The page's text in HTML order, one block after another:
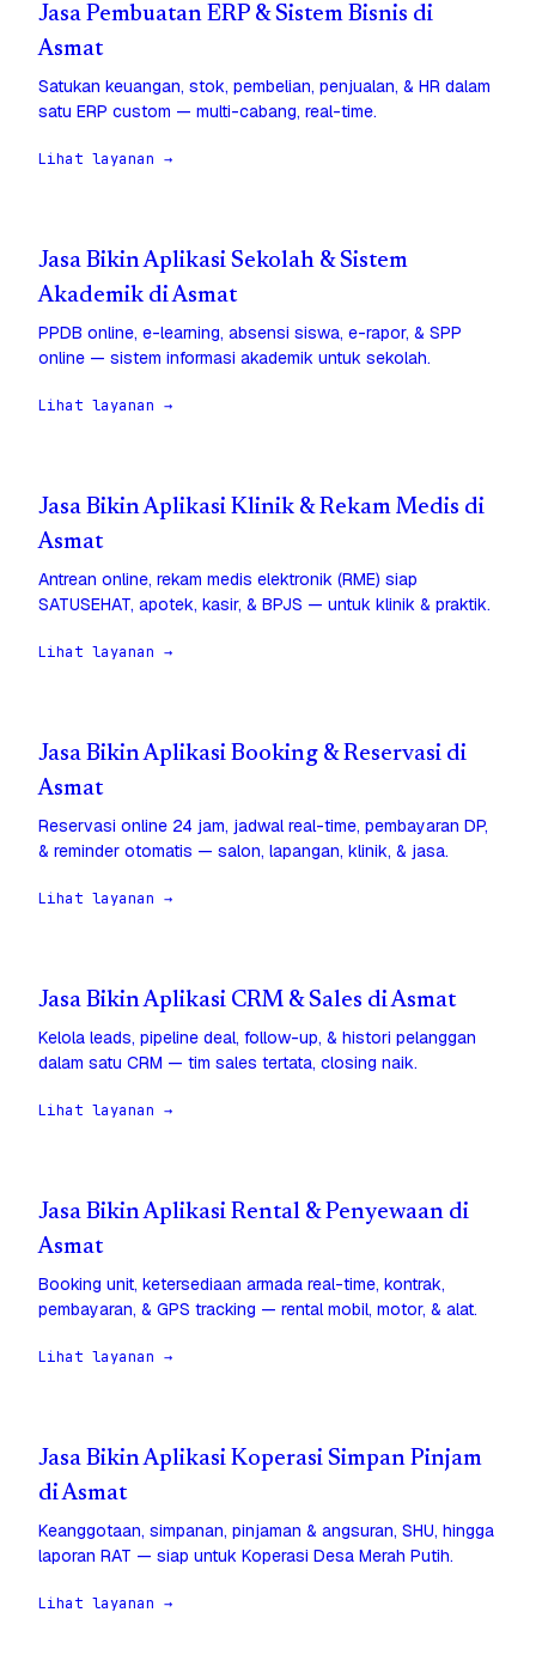
Jasa Pembuatan ERP & Sistem Bisnis di
Asmat
Satukan keuangan, stok, pembelian, penjualan, & HR dalam
satu ERP custom — multi-cabang, real-time.
Lihat layanan →
Jasa Bikin Aplikasi Sekolah & Sistem
Akademik di Asmat
PPDB online, e-learning, absensi siswa, e-rapor, & SPP
online — sistem informasi akademik untuk sekolah.
Lihat layanan →
Jasa Bikin Aplikasi Klinik & Rekam Medis di
Asmat
Antrean online, rekam medis elektronik (RME) siap
SATUSEHAT, apotek, kasir, & BPJS — untuk klinik & praktik.
Lihat layanan →
Jasa Bikin Aplikasi Booking & Reservasi di
Asmat
Reservasi online 24 jam, jadwal real-time, pembayaran DP,
& reminder otomatis — salon, lapangan, klinik, & jasa.
Lihat layanan →
Jasa Bikin Aplikasi CRM & Sales di Asmat
Kelola leads, pipeline deal, follow-up, & histori pelanggan
dalam satu CRM — tim sales tertata, closing naik.
Lihat layanan →
Jasa Bikin Aplikasi Rental & Penyewaan di
Asmat
Booking unit, ketersediaan armada real-time, kontrak,
pembayaran, & GPS tracking — rental mobil, motor, & alat.
Lihat layanan →
Jasa Bikin Aplikasi Koperasi Simpan Pinjam
di Asmat
Keanggotaan, simpanan, pinjaman & angsuran, SHU, hingga
laporan RAT — siap untuk Koperasi Desa Merah Putih.
Lihat layanan →